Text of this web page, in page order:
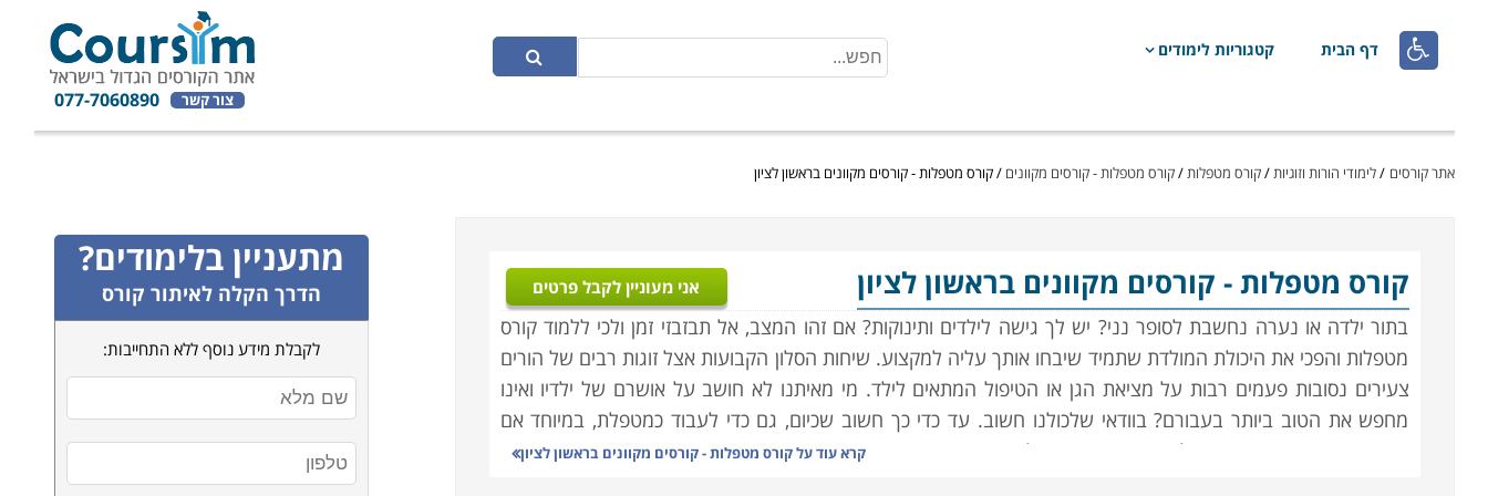
 דף הבית קטגוריות לימודים
צור קשר 077-7060890
אתר קורסים /לימודי הורות וזוגיות/קורס מטפלות/קורס מטפלות - קורסים מקוונים /קורס מטפלות - קורסים מקוונים בראשון לציון
קורס מטפלות- קורסים מקוונים בראשון לציון אני מעוניין לקבל פרטים
בתור ילדה או נערה נחשבת לסופר נני? יש לך גישה לילדים ותינוקות? אם זהו המצב, אל תבזבזי זמן ולכי ללמוד קורס
מטפלות והפכי את היכולת המולדת שתמיד שיבחו אותך עליה למקצוע. שיחות הסלון הקבועות אצל זוגות רבים של הורים
צעירים נסובות פעמים רבות על מציאת הגן או הטיפול המתאים לילד. מי מאיתנו לא חושב על אושרם של ילדיו ואינו
מחפש את הטוב ביותר בעבורם? בוודאי שלכולנו חשוב. עד כדי כך חשוב שכיום, גם כדי לעבוד כמטפלת, במיוחד אם
מדובר בגן או פעוטון רשמי של משרד החינוך, יש לעבור קורס הסמכה.
קרא עוד עלקורס מטפלות - קורסים מקוונים בראשון לציון
מתעניין בלימודים?
הדרך הקלה לאיתור קורס
לקבלת מידע נוסף ללא התחייבות: